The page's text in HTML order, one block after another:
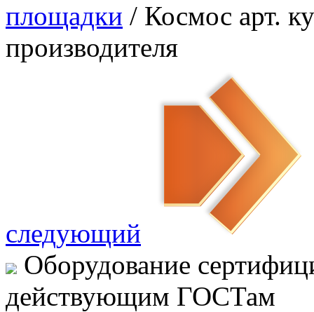
площадки / Космос арт.
производителя
следующий
Оборудование
действующим ГОСТам